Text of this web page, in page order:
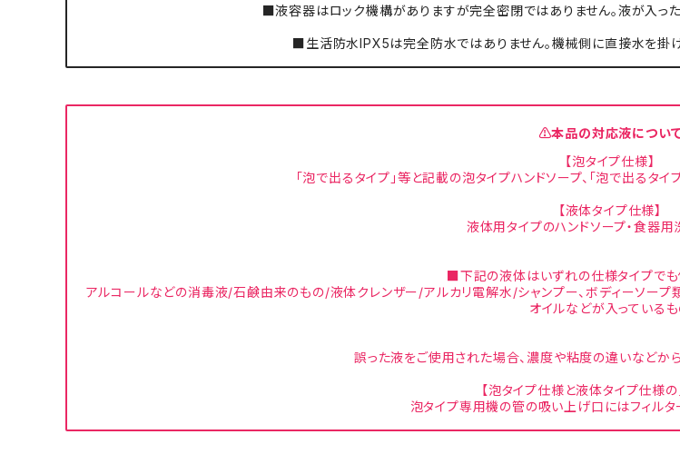
■液容器はロック機構がありますが完全密閉ではありません。液が入っ
■生活防水IPX5は完全防水ではありません。機械側に直接水を掛け
⚠本品の対応液につい
【泡タイプ仕様】
「泡で出るタイプ」等と記載の泡タイプハンドソープ、「泡で出るタ
【液体タイプ仕様】
液体用タイプのハンドソープ・食器
■下記の液体はいずれの仕様タイプでも
アルコールなどの消毒液/石鹸由来のもの/液体クレンザー/アルカリ電解水/シャンプー、ボディーソ
オイルなどが入っている
誤った液をご使用された場合、濃度や粘度の違いなどか
【泡タイプ仕様と液体タイプ仕様の
泡タイプ専用機の管の吸い上げ口にはフィルタ